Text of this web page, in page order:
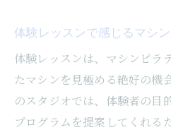
体験レッスンで感じるマシ
体験レッスンは、マシンピラ
たマシンを見極める絶好の機
のスタジオでは、体験者の目
プログラムを提案してくれる